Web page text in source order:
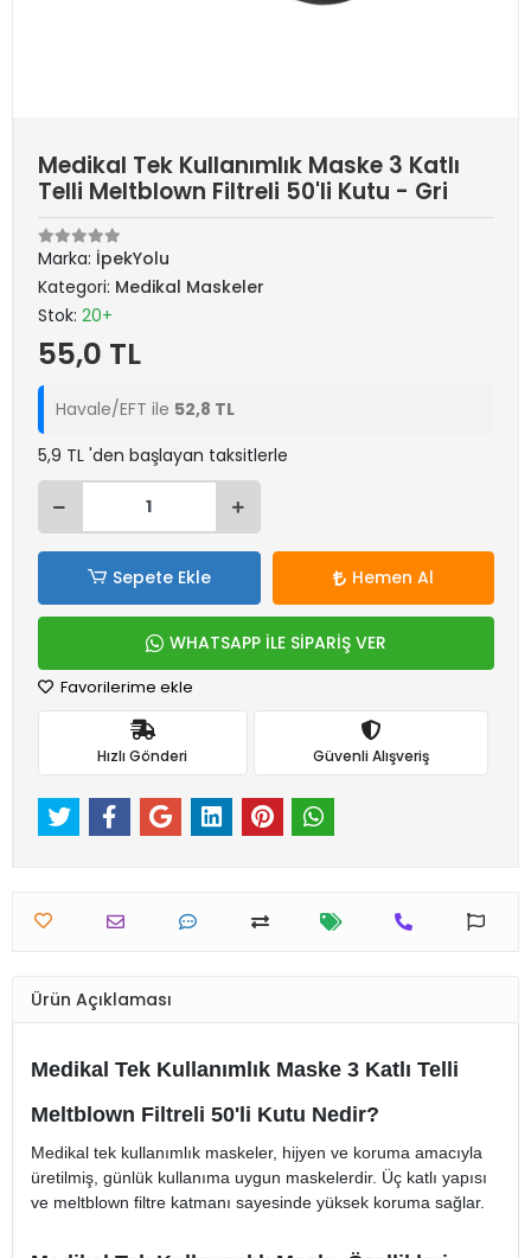
Medikal Tek Kullanımlık Maske 3 Katlı
Telli Meltblown Filtreli 50'li Kutu - Gri
Marka: İpekYolu
Kategori: Medikal Maskeler
Stok: 20+
55,0 TL
Havale/EFT ile 52,8 TL
5,9 TL 'den başlayan taksitlerle
Sepete Ekle Hemen Al
WHATSAPP İLE SİPARİŞ VER
Favorilerime ekle
Hızlı Gönderi Güvenli Alışveriş
Ürün Açıklaması
Medikal Tek Kullanımlık Maske 3 Katlı Telli
Meltblown Filtreli 50'li Kutu Nedir?
Medikal tek kullanımlık maskeler, hijyen ve koruma amacıyla
üretilmiş, günlük kullanıma uygun maskelerdir. Üç katlı yapısı
ve meltblown filtre katmanı sayesinde yüksek koruma sağlar.